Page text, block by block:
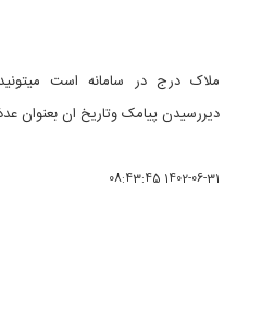
ملاک درج در سامانه است
دیررسیدن پیامک وتاریخ ان بعنوان
1402-06-31 08:43:45